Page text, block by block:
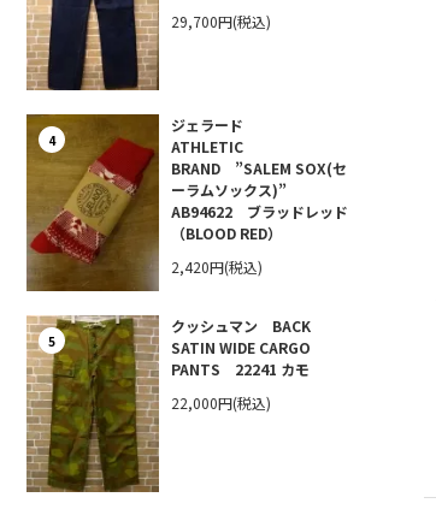
29,700円(税込)
4
ジェラード
ATHLETIC
BRAND ”SALEM SOX(セ
ーラムソックス)”
AB94622 ブラッドレッド
（BLOOD RED）
2,420円(税込)
5
クッシュマン BACK
SATIN WIDE CARGO
PANTS 22241 カモ
22,000円(税込)